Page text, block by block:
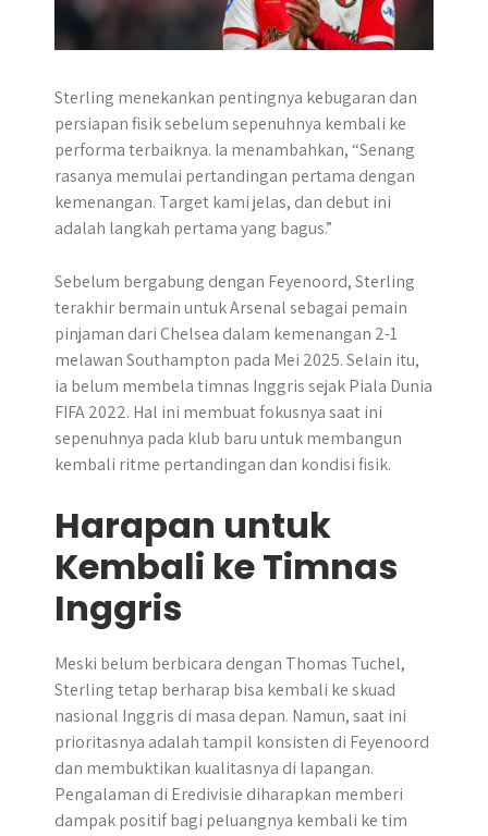
Sterling menekankan pentingnya kebugaran dan
persiapan fisik sebelum sepenuhnya kembali ke
performa terbaiknya. Ia menambahkan, “Senang
rasanya memulai pertandingan pertama dengan
kemenangan. Target kami jelas, dan debut ini
adalah langkah pertama yang bagus.”
Sebelum bergabung dengan Feyenoord, Sterling
terakhir bermain untuk Arsenal sebagai pemain
pinjaman dari Chelsea dalam kemenangan 2-1
melawan Southampton pada Mei 2025. Selain itu,
ia belum membela timnas Inggris sejak Piala Dunia
FIFA 2022. Hal ini membuat fokusnya saat ini
sepenuhnya pada klub baru untuk membangun
kembali ritme pertandingan dan kondisi fisik.
Harapan untuk
Kembali ke Timnas
Inggris
Meski belum berbicara dengan Thomas Tuchel,
Sterling tetap berharap bisa kembali ke skuad
nasional Inggris di masa depan. Namun, saat ini
prioritasnya adalah tampil konsisten di Feyenoord
dan membuktikan kualitasnya di lapangan.
Pengalaman di Eredivisie diharapkan memberi
dampak positif bagi peluangnya kembali ke tim